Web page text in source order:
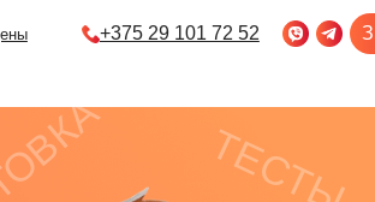
Записаться
29 101 72 52
ТЕСТЫ